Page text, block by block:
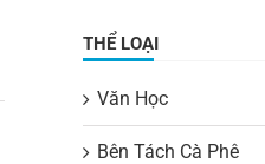
THỂ LOẠI
Văn Học
Bên Tách Cà Phê